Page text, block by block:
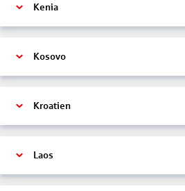
Kenia
Kosovo
Kroatien
Laos